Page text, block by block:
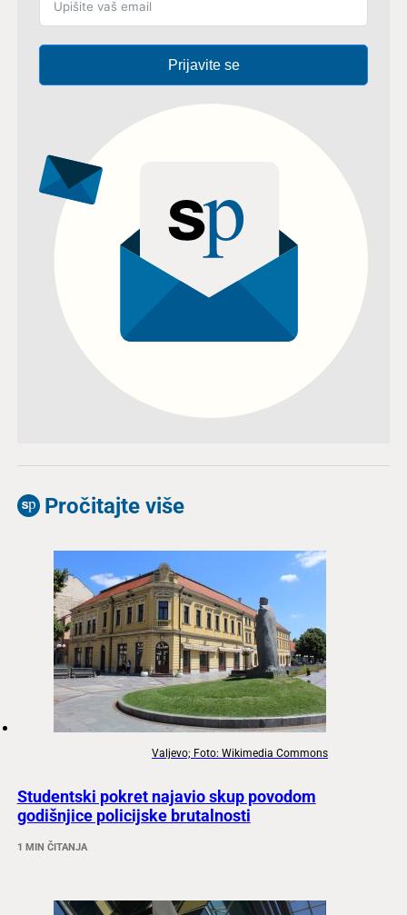
Prijavite se
Pročitajte više
Valjevo; Foto: Wikimedia Commons
Studentski pokret najavio skup povodom
godišnjice policijske brutalnosti
1 MIN ČITANJA